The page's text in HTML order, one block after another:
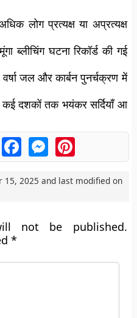
लोग प्रत्यक्ष या अप्रत्यक्ष
ब्लीचिंग घटना रिकॉर्ड की गई
जल और कार्बन पुनर्चक्रण में
दशकों तक भयंकर सर्दियाँ आ
FacebookMessengerPinterest
15, 2025 and last modified on
not be published.
*